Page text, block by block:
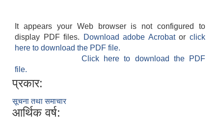
It appears your Web browser is not configured to
display PDF files.
Download adobe Acrobatorclick
here to download the PDF file.
Click here to download the PDF
file.
प्रकार:
सूचना तथा समाचार
आर्थिक वर्ष: